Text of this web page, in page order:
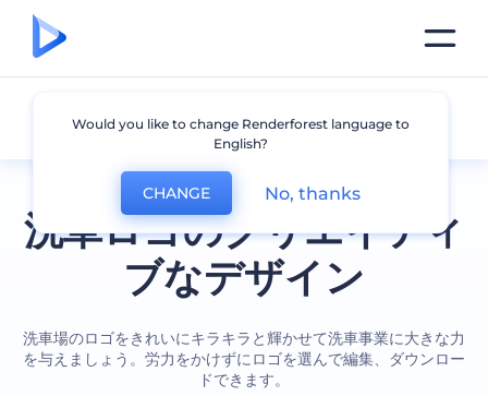
洗車ロゴのクリエイティ
ブなデザイン
洗車場のロゴをきれいにキラキラと輝かせて洗車事業に大きな力
を与えましょう。労力をかけずにロゴを選んで編集、ダウンロー
ドできます。
洗車
Would you like to change Renderforest language to
English?
CHANGE No, thanks